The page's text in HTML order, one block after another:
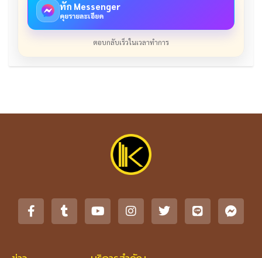
ทัก Messenger
คุยรายละเอียด
ตอบกลับเร็วในเวลาทำการ